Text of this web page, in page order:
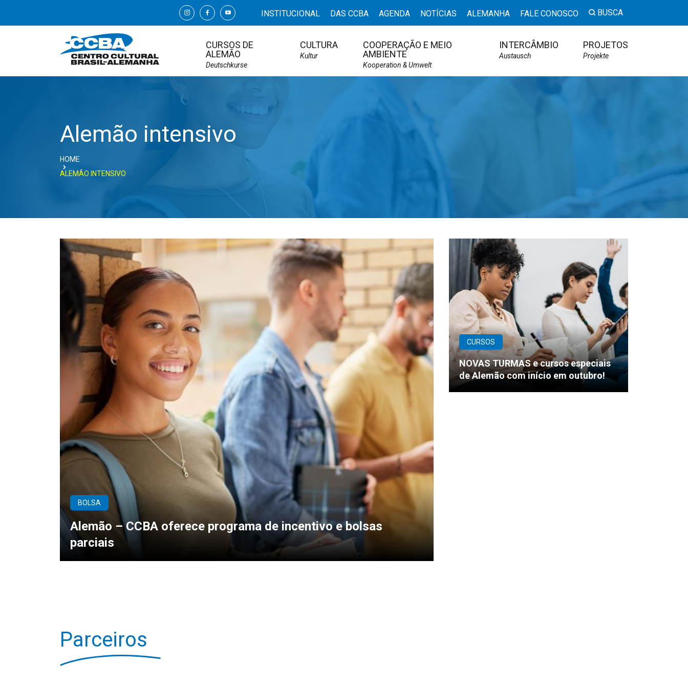
INSTITUCIONAL DAS CCBA AGENDA NOTÍCIAS ALEMANHA FALE CONOSCO BUSCA
CURSOS DE
ALEMÃO
Deutschkurse
CULTURA
Kultur
COOPERAÇÃO E MEIO
AMBIENTE
Kooperation & Umwelt
INTERCÂMBIO
Austausch
PROJETOS
Projekte
Alemão intensivo
HOME
ALEMÃO INTENSIVO
BOLSA
Alemão – CCBA oferece programa de incentivo e bolsas
parciais
CURSOS
NOVAS TURMAS e cursos especiais
de Alemão com início em outubro!
Parceiros